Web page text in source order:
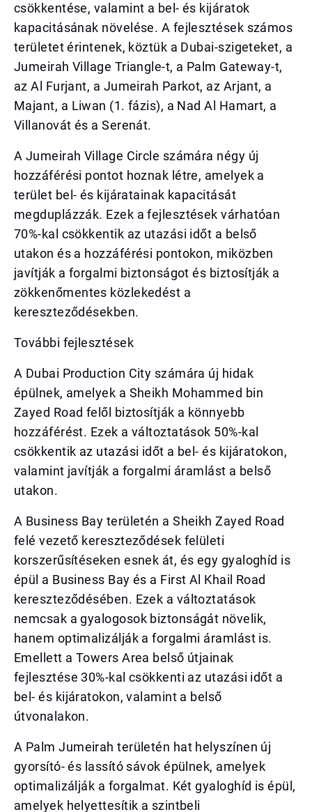
csökkentése, valamint a bel- és kijáratok
kapacitásának növelése. A fejlesztések számos
területet érintenek, köztük a Dubai-szigeteket, a
Jumeirah Village Triangle-t, a Palm Gateway-t,
az Al Furjant, a Jumeirah Parkot, az Arjant, a
Majant, a Liwan (1. fázis), a Nad Al Hamart, a
Villanovát és a Serenát.
A Jumeirah Village Circle számára négy új
hozzáférési pontot hoznak létre, amelyek a
terület bel- és kijáratainak kapacitását
megduplázzák. Ezek a fejlesztések várhatóan
70%-kal csökkentik az utazási időt a belső
utakon és a hozzáférési pontokon, miközben
javítják a forgalmi biztonságot és biztosítják a
zökkenőmentes közlekedést a
kereszteződésekben.
További fejlesztések
A Dubai Production City számára új hidak
épülnek, amelyek a Sheikh Mohammed bin
Zayed Road felől biztosítják a könnyebb
hozzáférést. Ezek a változtatások 50%-kal
csökkentik az utazási időt a bel- és kijáratokon,
valamint javítják a forgalmi áramlást a belső
utakon.
A Business Bay területén a Sheikh Zayed Road
felé vezető kereszteződések felületi
korszerűsítéseken esnek át, és egy gyaloghíd is
épül a Business Bay és a First Al Khail Road
kereszteződésében. Ezek a változtatások
nemcsak a gyalogosok biztonságát növelik,
hanem optimalizálják a forgalmi áramlást is.
Emellett a Towers Area belső útjainak
fejlesztése 30%-kal csökkenti az utazási időt a
bel- és kijáratokon, valamint a belső
útvonalakon.
A Palm Jumeirah területén hat helyszínen új
gyorsító- és lassító sávok épülnek, amelyek
optimalizálják a forgalmat. Két gyaloghíd is épül,
amelyek helyettesítik a szintbeli